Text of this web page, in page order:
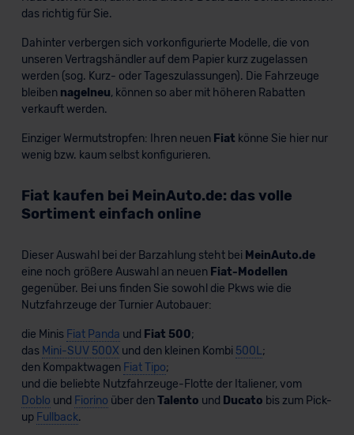
das richtig für Sie.
Dahinter verbergen sich vorkonfigurierte Modelle, die von
unseren Vertragshändler auf dem Papier kurz zugelassen
werden (sog. Kurz- oder Tageszulassungen). Die Fahrzeuge
bleiben nagelneu, können so aber mit höheren Rabatten
verkauft werden.
Einziger Wermutstropfen: Ihren neuen Fiat könne Sie hier nur
wenig bzw. kaum selbst konfigurieren.
Fiat kaufen bei MeinAuto.de: das volle
Sortiment einfach online
Dieser Auswahl bei der Barzahlung steht bei MeinAuto.de
eine noch größere Auswahl an neuen Fiat-Modellen
gegenüber. Bei uns finden Sie sowohl die Pkws wie die
Nutzfahrzeuge der Turnier Autobauer:
die Minis Fiat Panda und Fiat 500;
das Mini-SUV 500X und den kleinen Kombi 500L;
den Kompaktwagen Fiat Tipo;
und die beliebte Nutzfahrzeuge-Flotte der Italiener, vom
Doblo und Fiorino über denTalento und Ducato bis zum Pick-
up Fullback.